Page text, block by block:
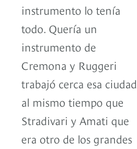
instrumento lo tenía
todo. Quería un
instrumento de
Cremona y Ruggeri
trabajó cerca esa ciudad
al mismo tiempo que
Stradivari y Amati que
era otro de los grandes